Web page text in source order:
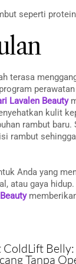
seperti
terasa
Lavalen Beauty
kulit
rambut
rambut
Anda yang
atau gaya
ColdLift
Tanpa